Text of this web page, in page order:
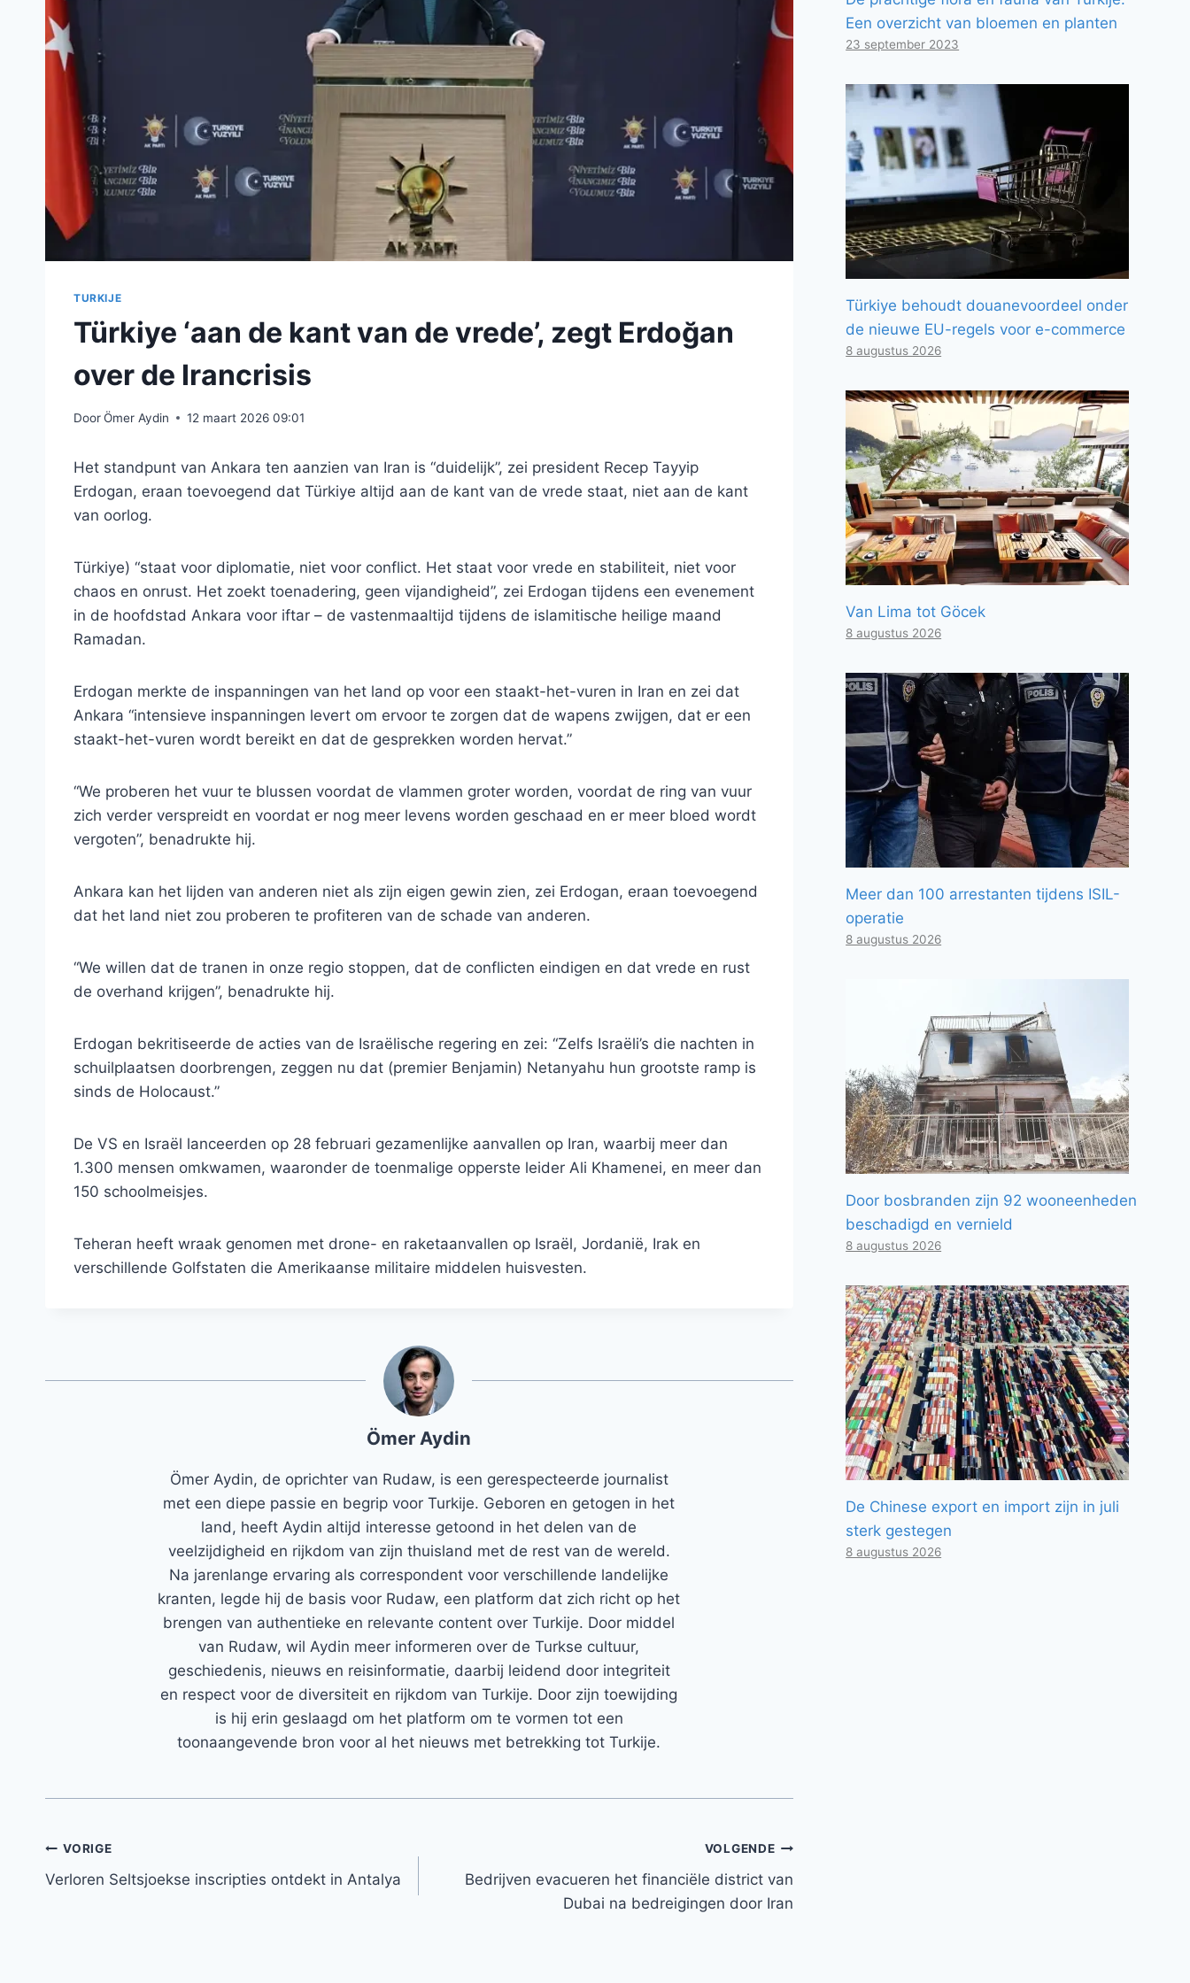
TURKIJE
Türkiye ‘aan de kant van de vrede’, zegt Erdoğan
over de Irancrisis
DoorÖmer Aydin 12 maart 2026 09:01
Het standpunt van Ankara ten aanzien van Iran is “duidelijk”, zei president Recep Tayyip
Erdogan, eraan toevoegend dat Türkiye altijd aan de kant van de vrede staat, niet aan de kant
van oorlog.
Türkiye) “staat voor diplomatie, niet voor conflict. Het staat voor vrede en stabiliteit, niet voor
chaos en onrust. Het zoekt toenadering, geen vijandigheid”, zei Erdogan tijdens een evenement
in de hoofdstad Ankara voor iftar – de vastenmaaltijd tijdens de islamitische heilige maand
Ramadan.
Erdogan merkte de inspanningen van het land op voor een staakt-het-vuren in Iran en zei dat
Ankara “intensieve inspanningen levert om ervoor te zorgen dat de wapens zwijgen, dat er een
staakt-het-vuren wordt bereikt en dat de gesprekken worden hervat.”
“We proberen het vuur te blussen voordat de vlammen groter worden, voordat de ring van vuur
zich verder verspreidt en voordat er nog meer levens worden geschaad en er meer bloed wordt
vergoten”, benadrukte hij.
Ankara kan het lijden van anderen niet als zijn eigen gewin zien, zei Erdogan, eraan toevoegend
dat het land niet zou proberen te profiteren van de schade van anderen.
“We willen dat de tranen in onze regio stoppen, dat de conflicten eindigen en dat vrede en rust
de overhand krijgen”, benadrukte hij.
Erdogan bekritiseerde de acties van de Israëlische regering en zei: “Zelfs Israëli’s die nachten in
schuilplaatsen doorbrengen, zeggen nu dat (premier Benjamin) Netanyahu hun grootste ramp is
sinds de Holocaust.”
De VS en Israël lanceerden op 28 februari gezamenlijke aanvallen op Iran, waarbij meer dan
1.300 mensen omkwamen, waaronder de toenmalige opperste leider Ali Khamenei, en meer dan
150 schoolmeisjes.
Teheran heeft wraak genomen met drone- en raketaanvallen op Israël, Jordanië, Irak en
verschillende Golfstaten die Amerikaanse militaire middelen huisvesten.
Ömer Aydin
Ömer Aydin, de oprichter van Rudaw, is een gerespecteerde journalist
met een diepe passie en begrip voor Turkije. Geboren en getogen in het
land, heeft Aydin altijd interesse getoond in het delen van de
veelzijdigheid en rijkdom van zijn thuisland met de rest van de wereld.
Na jarenlange ervaring als correspondent voor verschillende landelijke
kranten, legde hij de basis voor Rudaw, een platform dat zich richt op het
brengen van authentieke en relevante content over Turkije. Door middel
van Rudaw, wil Aydin meer informeren over de Turkse cultuur,
geschiedenis, nieuws en reisinformatie, daarbij leidend door integriteit
en respect voor de diversiteit en rijkdom van Turkije. Door zijn toewijding
is hij erin geslaagd om het platform om te vormen tot een
toonaangevende bron voor al het nieuws met betrekking tot Turkije.
Bericht
navigatie
VORIGE
Verloren Seltsjoekse inscripties ontdekt in Antalya
VOLGENDE
Bedrijven evacueren het financiële district van
Dubai na bedreigingen door Iran
Een overzicht van bloemen en planten
23 september 2023
Türkiye behoudt douanevoordeel onder
de nieuwe EU-regels voor e-commerce
8 augustus 2026
Van Lima tot Göcek
8 augustus 2026
Meer dan 100 arrestanten tijdens ISIL-
operatie
8 augustus 2026
Door bosbranden zijn 92 wooneenheden
beschadigd en vernield
8 augustus 2026
De Chinese export en import zijn in juli
sterk gestegen
8 augustus 2026